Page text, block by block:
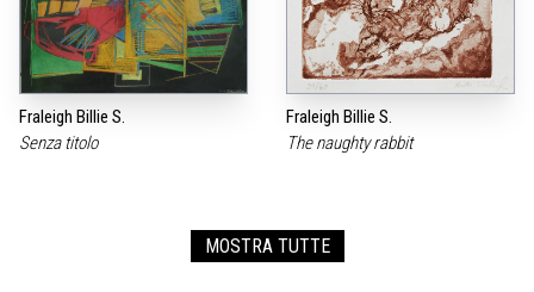
Fraleigh Billie S.
Senza titolo
Fraleigh Billie S.
The naughty rabbit
MOSTRA TUTTE